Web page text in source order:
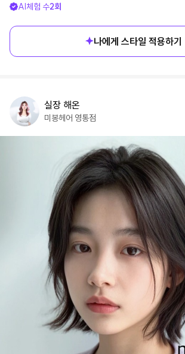
AI체험 수2회
나에게 스타일 적용하기
실장 해온
미봉헤어 영통점